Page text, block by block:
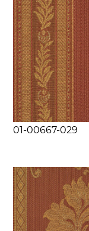
01-00667-029